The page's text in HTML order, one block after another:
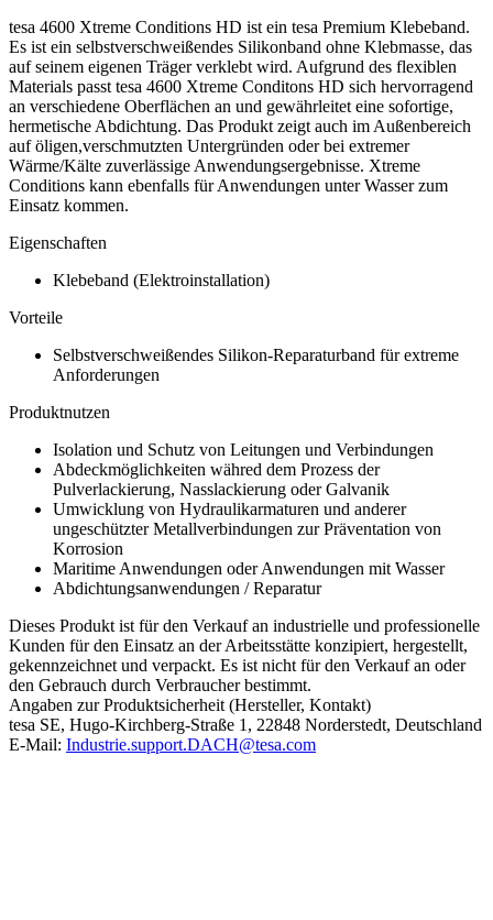
tesa 4600 Xtreme Conditions HD ist ein tesa Premium Klebeband.
Es ist ein selbstverschweißendes Silikonband ohne Klebmasse, das
auf seinem eigenen Träger verklebt wird. Aufgrund des flexiblen
Materials passt tesa 4600 Xtreme Conditons HD sich hervorragend
an verschiedene Oberflächen an und gewährleitet eine sofortige,
hermetische Abdichtung. Das Produkt zeigt auch im Außenbereich
auf öligen,verschmutzten Untergründen oder bei extremer
Wärme/Kälte zuverlässige Anwendungsergebnisse. Xtreme
Conditions kann ebenfalls für Anwendungen unter Wasser zum
Einsatz kommen.
Eigenschaften
Klebeband (Elektroinstallation)
Vorteile
Selbstverschweißendes Silikon-Reparaturband für extreme
Anforderungen
Produktnutzen
Isolation und Schutz von Leitungen und Verbindungen
Abdeckmöglichkeiten währed dem Prozess der
Pulverlackierung, Nasslackierung oder Galvanik
Umwicklung von Hydraulikarmaturen und anderer
ungeschützter Metallverbindungen zur Präventation von
Korrosion
Maritime Anwendungen oder Anwendungen mit Wasser
Abdichtungsanwendungen / Reparatur
Dieses Produkt ist für den Verkauf an industrielle und professionelle
Kunden für den Einsatz an der Arbeitsstätte konzipiert, hergestellt,
gekennzeichnet und verpackt. Es ist nicht für den Verkauf an oder
den Gebrauch durch Verbraucher bestimmt.
Angaben zur Produktsicherheit (Hersteller, Kontakt)
tesa SE, Hugo-Kirchberg-Straße 1, 22848 Norderstedt, Deutschland
E-Mail: Industrie.support.DACH@tesa.com